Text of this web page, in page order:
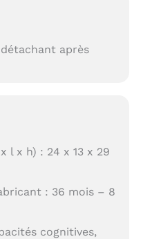
après
l x h) : 24 x 13 x 29
: 36 mois – 8
cognitives,